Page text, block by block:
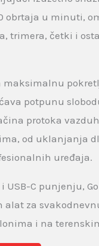
obrtaja u minuti,
trimera, četki i
potpunu
protoka
od uklanjanja
uređaja.
C punjenju,
alat za
i na